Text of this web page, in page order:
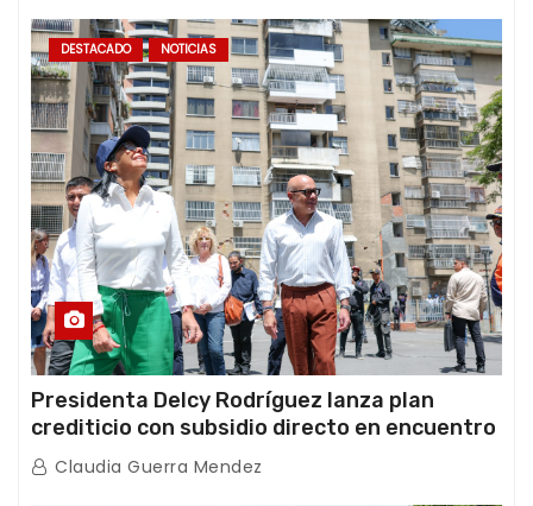
DESTACADO NOTICIAS
Presidenta Delcy Rodríguez lanza plan
crediticio con subsidio directo en encuentro
con Juntas de Condominio
Claudia Guerra Mendez